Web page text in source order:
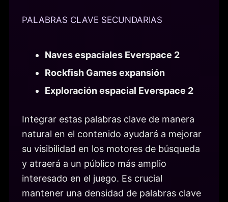
PALABRAS CLAVE SECUNDARIAS
Naves espaciales Everspace 2
Rockfish Games expansión
Exploración espacial Everspace 2
Integrar estas palabras clave de manera
natural en el contenido ayudará a mejorar
su visibilidad en los motores de búsqueda
y atraerá a un público más amplio
interesado en el juego. Es crucial
mantener una densidad de palabras clave